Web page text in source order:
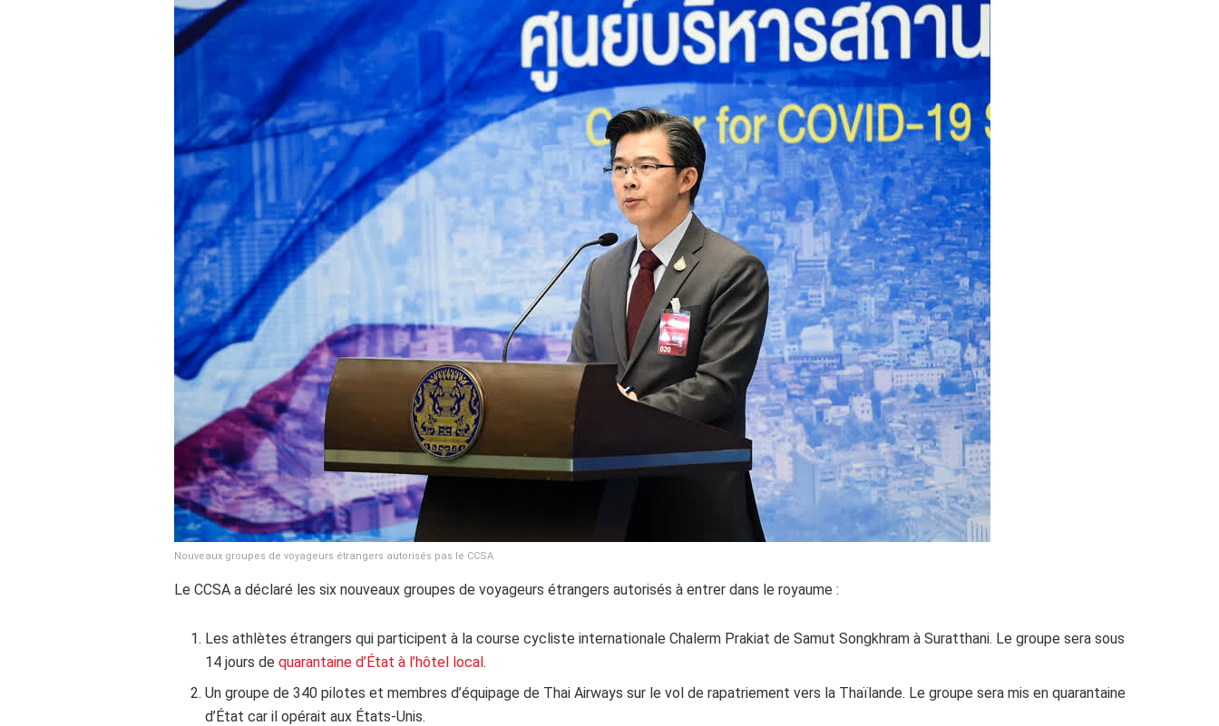
Nouveaux groupes de voyageurs étrangers autorisés pas le CCSA
Le CCSA a déclaré les six nouveaux groupes de voyageurs étrangers autorisés à entrer dans le royaume :
Les athlètes étrangers qui participent à la course cycliste internationale Chalerm Prakiat de Samut Songkhram à Suratthani. Le groupe sera sous
14 jours dequarantaine d’État à l’hôtel local.
Un groupe de 340 pilotes et membres d’équipage de Thai Airways sur le vol de rapatriement vers la Thaïlande. Le groupe sera mis en quarantaine
d’État car il opérait aux États-Unis.